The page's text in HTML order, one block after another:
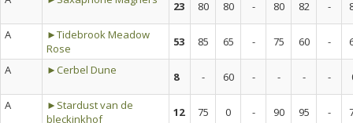
23 80 80 - 80 82 -
A
►Tidebrook Meadow
Rose
53 85 65 - 75 60 -
A
►Cerbel Dune 8 - 60 - - - -
A
►Stardust van de
bleckinkhof
12 75 0 - 90 95 -